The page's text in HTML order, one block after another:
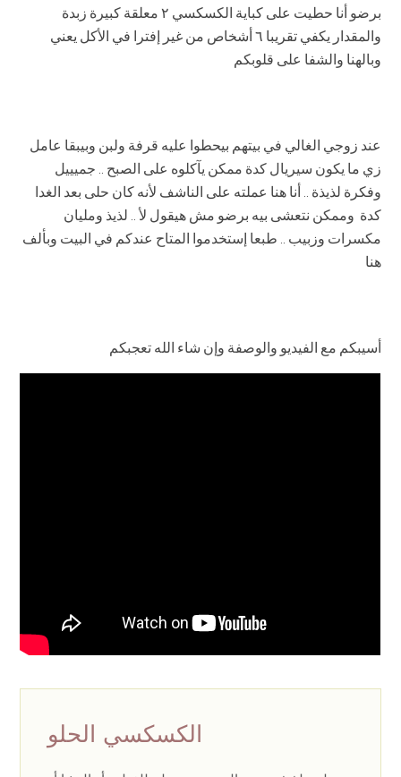
برضو أنا حطيت على كباية الكسكسي ٢ معلقة كبيرة زبدة
والمقدار يكفي تقريبا ٦ أشخاص من غير إفترا في الأكل يعني
وبالهنا والشفا على قلوبكم
عند زوجي الغالي في بيتهم بيحطوا عليه قرفة ولبن وبيبقا عامل
زي ما يكون سيريال كدة ممكن يآكلوه على الصبح .. جميييل
وفكرة لذيذة .. أنا هنا عملته على الناشف لأنه كان حلى بعد الغدا
كدة وممكن نتعشى بيه برضو مش هيقول لأ .. لذيذ ومليان
مكسرات وزبيب .. طبعا إستخدموا المتاح عندكم في البيت وبألف
هنا
أسيبكم مع الفيديو والوصفة وإن شاء الله تعجبكم
الكسكسي الحلو